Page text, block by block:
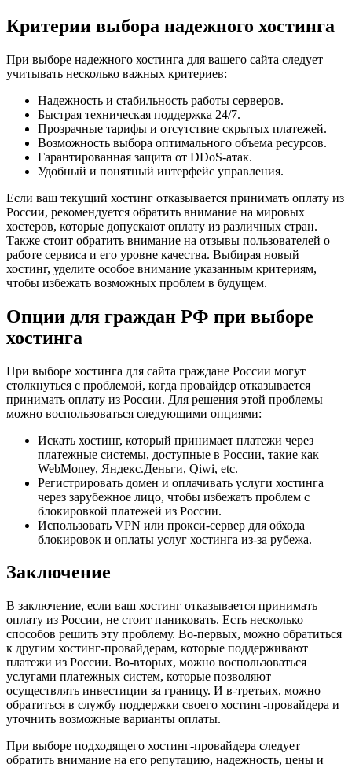
Критерии выбора надежного хостинга
При выборе надежного хостинга для вашего сайта следует
учитывать несколько важных критериев:
Надежность и стабильность работы серверов.
Быстрая техническая поддержка 24/7.
Прозрачные тарифы и отсутствие скрытых платежей.
Возможность выбора оптимального объема ресурсов.
Гарантированная защита от DDoS-атак.
Удобный и понятный интерфейс управления.
Если ваш текущий хостинг отказывается принимать оплату из
России, рекомендуется обратить внимание на мировых
хостеров, которые допускают оплату из различных стран.
Также стоит обратить внимание на отзывы пользователей о
работе сервиса и его уровне качества. Выбирая новый
хостинг, уделите особое внимание указанным критериям,
чтобы избежать возможных проблем в будущем.
Опции для граждан РФ при выборе
хостинга
При выборе хостинга для сайта граждане России могут
столкнуться с проблемой, когда провайдер отказывается
принимать оплату из России. Для решения этой проблемы
можно воспользоваться следующими опциями:
Искать хостинг, который принимает платежи через
платежные системы, доступные в России, такие как
WebMoney, Яндекс.Деньги, Qiwi, etc.
Регистрировать домен и оплачивать услуги хостинга
через зарубежное лицо, чтобы избежать проблем с
блокировкой платежей из России.
Использовать VPN или прокси-сервер для обхода
блокировок и оплаты услуг хостинга из-за рубежа.
Заключение
В заключение, если ваш хостинг отказывается принимать
оплату из России, не стоит паниковать. Есть несколько
способов решить эту проблему. Во-первых, можно обратиться
к другим хостинг-провайдерам, которые поддерживают
платежи из России. Во-вторых, можно воспользоваться
услугами платежных систем, которые позволяют
осуществлять инвестиции за границу. И в-третьих, можно
обратиться в службу поддержки своего хостинг-провайдера и
уточнить возможные варианты оплаты.
При выборе подходящего хостинг-провайдера следует
обратить внимание на его репутацию, надежность, цены и